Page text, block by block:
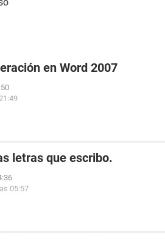
en Word 2007
letras que escribo.
05:57